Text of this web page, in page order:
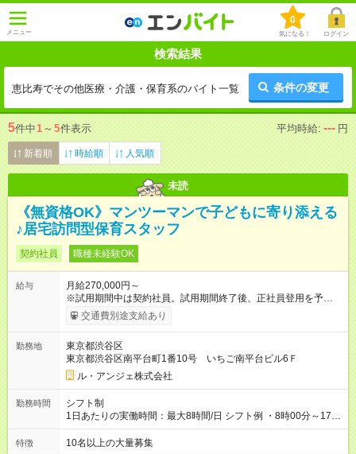
メニュー
0
気になる！ ログイン
検索結果
恵比寿でその他医療・介護・保育系のバイト一覧 条件の変更
5件中1 ～ 5件表示 平均時給: --- 円
新着順 時給順 人気順
未読
《無資格OK》マンツーマンで子どもに寄り添える
♪居宅訪問型保育スタッフ
契約社員 職種未経験OK
給与
月給270,000円～
※試用期間中は契約社員。試用期間終了後、正社員登用を予定。
正社員雇用後は、賞与年2回 【試用期間】試用期間あり 試用期
間の長さ：6ヶ月 雇用形態、給与は本採用時と同じです。
交通費別途支給あり
勤務地
東京都渋谷区
東京都渋谷区南平台町1番10号 いちご南平台ビル6Ｆ
ル・アンジェ株式会社
勤務時間
シフト制
1日あたりの実働時間：最大8時間/日 シフト例 ・8時00分～17時
00分 ・9時00分～18時00分 想定労働時間160時間/月
特徴 10名以上の大量募集